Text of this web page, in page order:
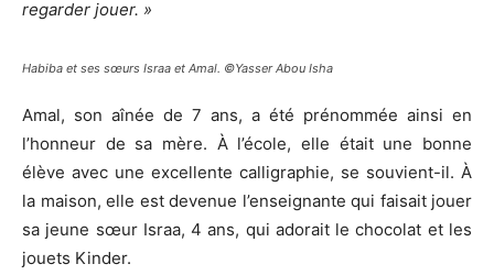
regarder jouer. »
Habiba et ses sœurs Israa et Amal. ©Yasser Abou Isha
Amal, son aînée de 7 ans, a été prénommée ainsi en
l’honneur de sa mère. À l’école, elle était une bonne
élève avec une excellente calligraphie, se souvient-il. À
la maison, elle est devenue l’enseignante qui faisait jouer
sa jeune sœur Israa, 4 ans, qui adorait le chocolat et les
jouets Kinder.